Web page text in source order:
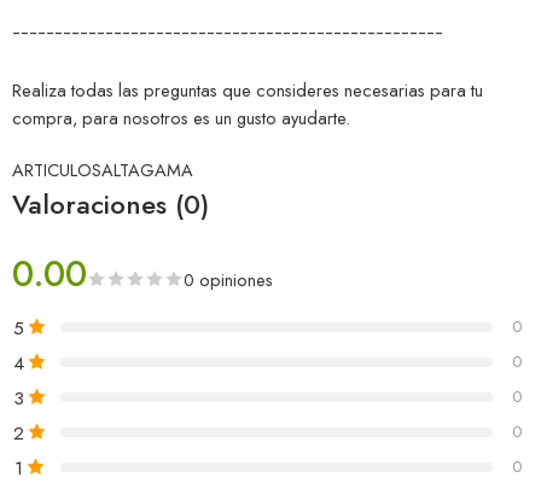
¯¯¯¯¯¯¯¯¯¯¯¯¯¯¯¯¯¯¯¯¯¯¯¯¯¯¯¯¯¯¯¯¯¯¯¯¯¯¯¯¯¯¯¯¯¯¯¯¯¯¯
Realiza todas las preguntas que consideres necesarias para tu
compra, para nosotros es un gusto ayudarte.
ARTICULOSALTAGAMA
Valoraciones (0)
0.00 0 opiniones
5 0
4 0
3 0
2 0
1 0